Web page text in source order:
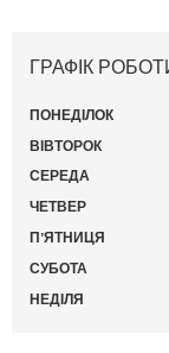
ГРАФІК
ПОНЕДІЛОК
ВІВТОРОК
СЕРЕДА
ЧЕТВЕР
ПʼЯТНИЦЯ
СУБОТА
НЕДІЛЯ